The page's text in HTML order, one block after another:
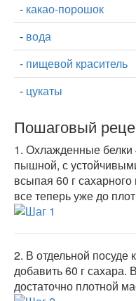
- какао-порошок
- вода
- пищевой краситель
- цукаты
Пошаговый
1. Охлажденные белки
пышной, с
всыпая 60 г
все теперь уже до
2. В отдельной посуде
добавить 60 г сахара.
достаточно плотной